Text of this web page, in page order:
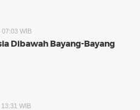
07:03 WIB
Dibawah Bayang-Bayang
WIB